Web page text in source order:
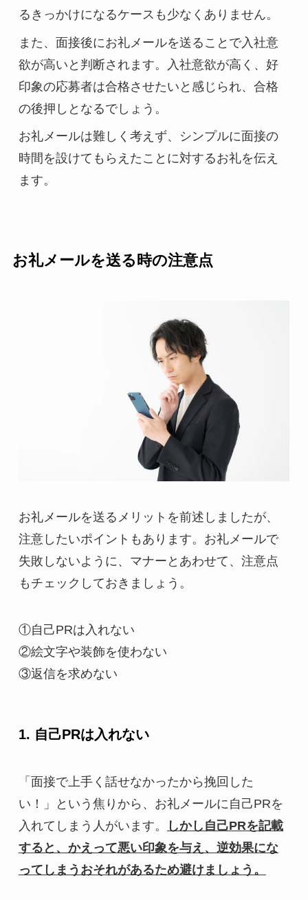
るきっかけになるケースも少なくありません。
また、面接後にお礼メールを送ることで入社意
欲が高いと判断されます。入社意欲が高く、好
印象の応募者は合格させたいと感じられ、合格
の後押しとなるでしょう。
お礼メールは難しく考えず、シンプルに面接の
時間を設けてもらえたことに対するお礼を伝え
ます。
お礼メールを送る時の注意点
お礼メールを送るメリットを前述しましたが、
注意したいポイントもあります。お礼メールで
失敗しないように、マナーとあわせて、注意点
もチェックしておきましょう。
①自己PRは入れない
②絵文字や装飾を使わない
③返信を求めない
1. 自己PRは入れない
「面接で上手く話せなかったから挽回した
い！」という焦りから、お礼メールに自己PRを
入れてしまう人がいます。
しかし自己PRを記載
すると、かえって悪い印象を与え、逆効果にな
ってしまうおそれがあるため避けましょう。